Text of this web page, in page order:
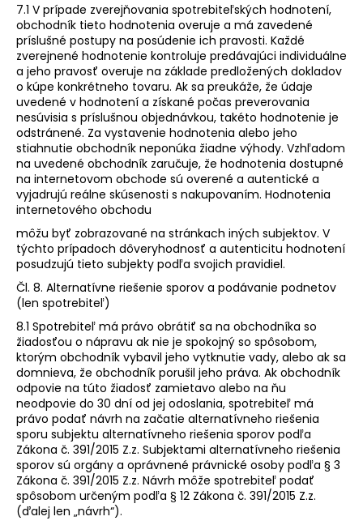
7.1 V prípade zverejňovania spotrebiteľských hodnotení,
obchodník tieto hodnotenia overuje a má zavedené
príslušné postupy na posúdenie ich pravosti. Každé
zverejnené hodnotenie kontroluje predávajúci individuálne
a jeho pravosť overuje na základe predložených dokladov
o kúpe konkrétneho tovaru. Ak sa preukáže, že údaje
uvedené v hodnotení a získané počas preverovania
nesúvisia s príslušnou objednávkou, takéto hodnotenie je
odstránené. Za vystavenie hodnotenia alebo jeho
stiahnutie obchodník neponúka žiadne výhody. Vzhľadom
na uvedené obchodník zaručuje, že hodnotenia dostupné
na internetovom obchode sú overené a autentické a
vyjadrujú reálne skúsenosti s nakupovaním. Hodnotenia
internetového obchodu
môžu byť zobrazované na stránkach iných subjektov. V
týchto prípadoch dôveryhodnosť a autenticitu hodnotení
posudzujú tieto subjekty podľa svojich pravidiel.
Čl. 8. Alternatívne riešenie sporov a podávanie podnetov
(len spotrebiteľ)
8.1 Spotrebiteľ má právo obrátiť sa na obchodníka so
žiadosťou o nápravu ak nie je spokojný so spôsobom,
ktorým obchodník vybavil jeho vytknutie vady, alebo ak sa
domnieva, že obchodník porušil jeho práva. Ak obchodník
odpovie na túto žiadosť zamietavo alebo na ňu
neodpovie do 30 dní od jej odoslania, spotrebiteľ má
právo podať návrh na začatie alternatívneho riešenia
sporu subjektu alternatívneho riešenia sporov podľa
Zákona č. 391/2015 Z.z. Subjektami alternatívneho riešenia
sporov sú orgány a oprávnené právnické osoby podľa § 3
Zákona č. 391/2015 Z.z. Návrh môže spotrebiteľ podať
spôsobom určeným podľa § 12 Zákona č. 391/2015 Z.z.
(ďalej len „návrh“).